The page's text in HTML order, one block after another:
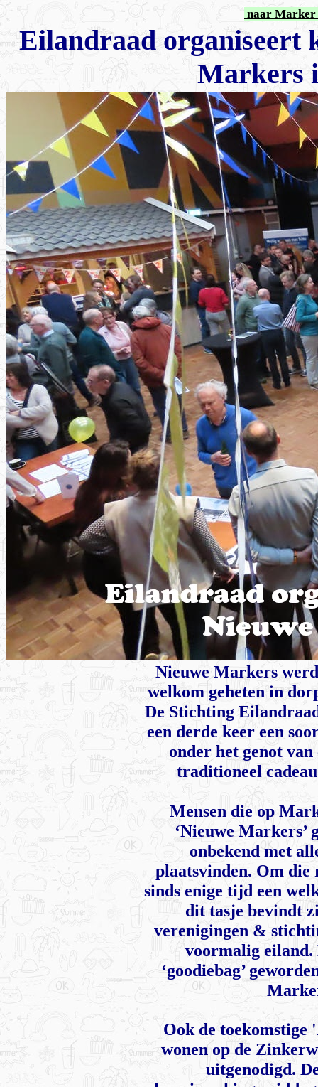
naar Marker
Eilandraad organiseert
Markers
Nieuwe Markers
welkom geheten in
De Stichting
een derde keer een
onder het genot
traditioneel
Mensen die op
‘Nieuwe Markers’
onbekend met
plaatsvinden. Om
sinds enige tijd een
dit tasje bevindt
verenigingen &
voormalig eiland.
‘goodiebag’
Ook de toekomstige
wonen op de
uitgenodigd.